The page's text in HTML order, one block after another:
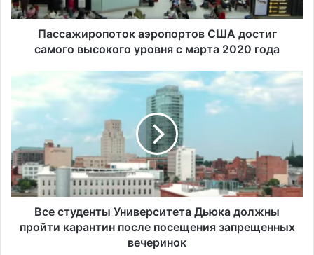
р
о
о
к
э
о
п
о
р
Пассажиропоток аэропортов США достиг
самого высокого уровня с марта 2020 года
В
е
с
у
д
е
н
Все студенты Университета Дьюка должны
пройти карантин после посещения запрещенных
вечеринок